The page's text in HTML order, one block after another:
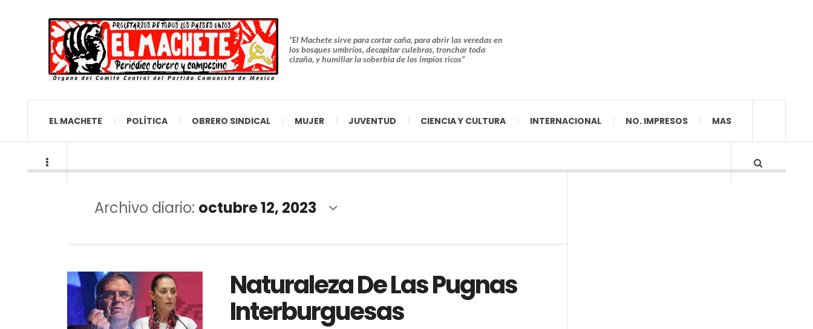
“El Machete sirve para cortar caña, para abrir las veredas en
los bosques umbríos, decapitar culebras, tronchar toda
cizaña, y humillar la soberbia de los impíos ricos”
EL MACHETE POLÍTICA OBRERO SINDICAL MUJER JUVENTUD CIENCIA Y CULTURA INTERNACIONAL NO. IMPRESOS MAS
Archivo diario: octubre 12, 2023
Naturaleza De Las Pugnas
Interburguesas